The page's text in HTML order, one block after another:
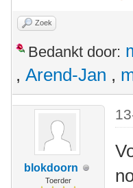
Zoek
Bedankt door:
, Arend-Jan ,
blokdoorn
Toerder